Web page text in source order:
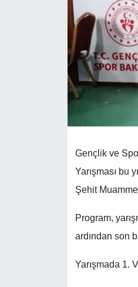
Gençlik ve
Yarışması bu
Şehit
Program,
ardından son
Yarışmada 1.